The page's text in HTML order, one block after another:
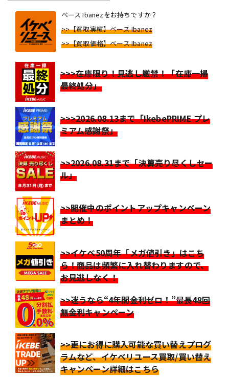
ベース Ibanezをお持ちですか？
>>【買取実績】ベース Ibanez
>>【買取価格】ベース Ibanez
>>>在庫限り！見逃し厳禁！「在庫一掃
最終処分」
>>>2026.08.13まで「IkebePRIME プレ
ミアム感謝祭」
>>2026.08.31まで「決算売り尽くしセー
ル」
>>開催中のポイントアップキャンペーン
まとめ！
>>イケベ50周年「メガ値引き」はこち
ら！商品は頻繁に入れ替わりますので、
お見逃しなく！
>>迷うなら“4年間金利ゼロ！”最長48回
無金利キャンペーン
>>更にお得に購入可能な買い替えプログ
ラムなど、イケベリユース買取/買い替え
キャンペーン詳細はこちら